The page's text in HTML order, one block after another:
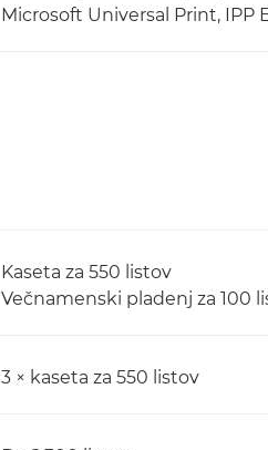
Microsoft Universal Print, IPP
Kaseta za 550 listov
Večnamenski pladenj za 100
3 × kaseta za 550 listov